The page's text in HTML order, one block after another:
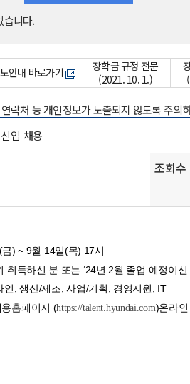
습니다.
안내 바로가기
장학금 규정 전문
(2021. 10. 1.)
락처 등 개인정보가 노출되지 않도록 주의
입 채용
조회수
금) ~ 9월 14일(목) 17시
취득하신 분 또는 ‘24년 2월 졸업 예정이신
인, 생산/제조, 사업/기획, 경영지원, IT
홈페이지 (https://talent.hyundai.com)온라